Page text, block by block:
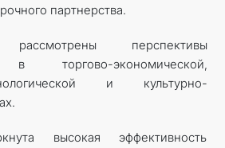
партнерства.
перспективы
в торгово-экономической,
и культурно-
высокая эффективность